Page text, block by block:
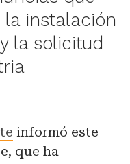
la instalación
y la solicitud
informó este
que ha